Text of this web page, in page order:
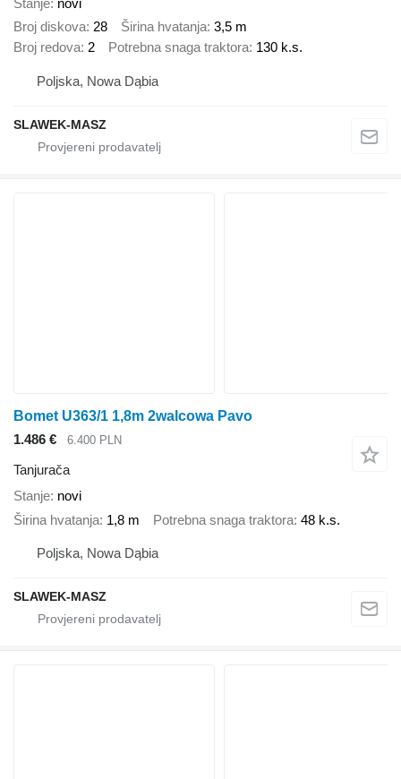
Stanje novi
Broj diskova 28 Širina hvatanja 3,5 m
Broj redova 2 Potrebna snaga traktora 130 k.s.
Poljska, Nowa Dąbia
SLAWEK-MASZ
Bomet U363/1 1,8m 2walcowa Pavo
1.486 €
6.400 PLN
Tanjurača
Stanje novi
Širina hvatanja 1,8 m Potrebna snaga traktora 48 k.s.
Poljska, Nowa Dąbia
SLAWEK-MASZ